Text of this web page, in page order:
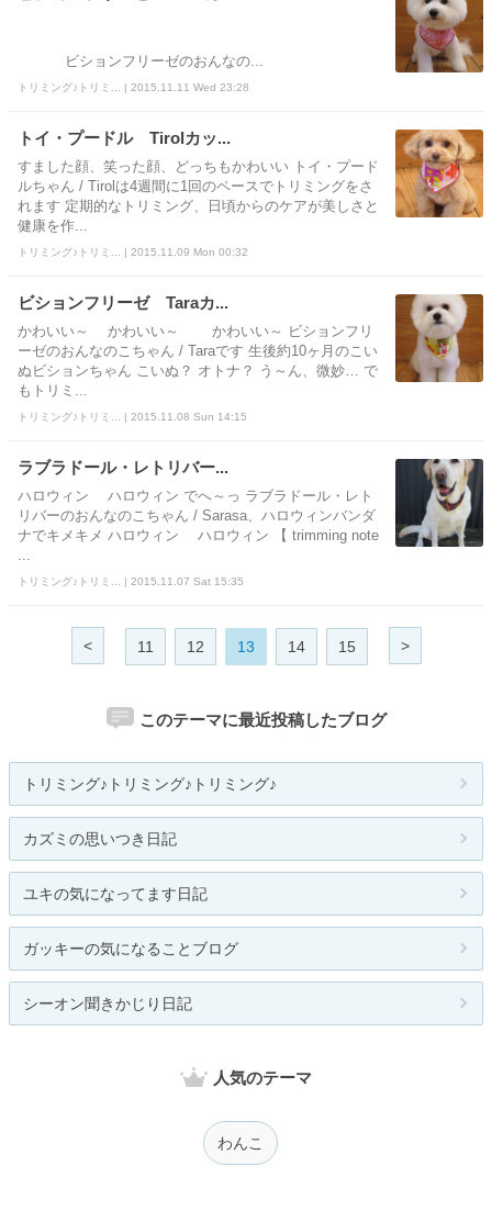
ビションフリーゼのおんなの...
トリミング♪トリミ... | 2015.11.11 Wed 23:28
トイ・プードル Tirolカッ...
すました顔、笑った顔、どっちもかわいい トイ・プード
ルちゃん / Tirolは4週間に1回のペースでトリミングをさ
れます 定期的なトリミング、日頃からのケアが美しさと
健康を作...
トリミング♪トリミ... | 2015.11.09 Mon 00:32
ビションフリーゼ Taraカ...
かわいい～ かわいい～ かわいい～ ビションフリ
ーゼのおんなのこちゃん / Taraです 生後約10ヶ月のこい
ぬビションちゃん こいぬ？ オトナ？ う～ん、微妙… で
もトリミ...
トリミング♪トリミ... | 2015.11.08 Sun 14:15
ラブラドール・レトリバー...
ハロウィン ハロウィン でへ～っ ラブラドール・レト
リバーのおんなのこちゃん / Sarasa、ハロウィンバンダ
ナでキメキメ ハロウィン ハロウィン 【 trimming note
トリミング♪トリミ... | 2015.11.07 Sat 15:35
< 11 12 13 14 15 >
このテーマに最近投稿したブログ
トリミング♪トリミング♪トリミング♪
カズミの思いつき日記
ユキの気になってます日記
ガッキーの気になることブログ
シーオン聞きかじり日記
人気のテーマ
わんこ